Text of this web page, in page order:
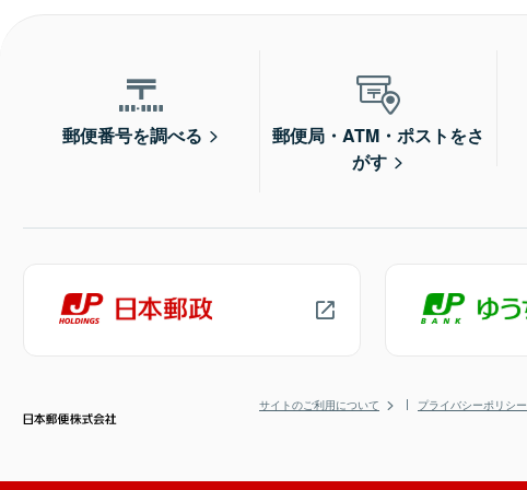
郵便番号を調べる
郵便局・ATM・ポストをさ
がす
サイトのご利用について プライバシーポリシー